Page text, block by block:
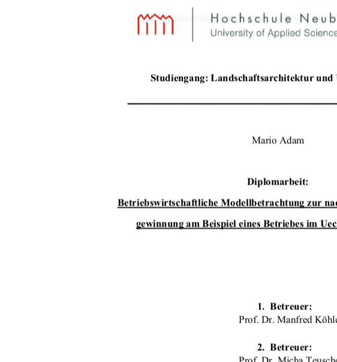
Studiengang: Landschaftsarchitektur und
Mario Adam
Diplomarbeit:
Betriebswirtschaftliche Modellbetrachtung zur
gewinnung am Beispiel eines Betriebes im
1.  Betreuer:
Prof. Dr. Manfred
2.  Betreuer:
Prof. Dr. Micha